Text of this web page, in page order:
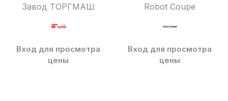
Завод ТОРГМАШ
Вход для просмотра
цены
Robot Coupe
Вход для просмотра
цены